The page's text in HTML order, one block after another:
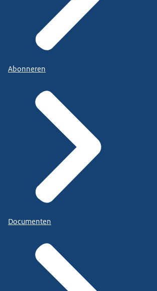
Abonneren
Documenten